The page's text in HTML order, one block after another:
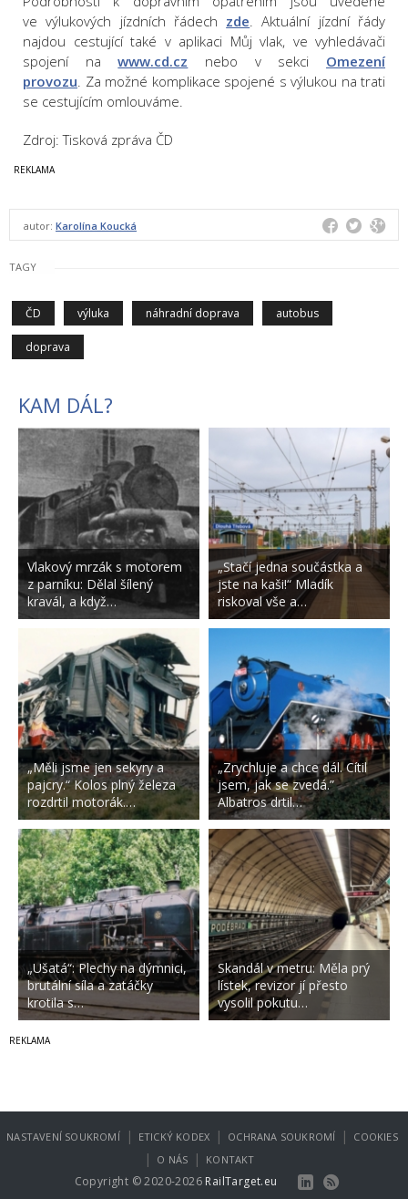
ve výlukových jízdních řádech zde. Aktuální jízdní řády
najdou cestující také v aplikaci Můj vlak, ve vyhledávači
spojení nawww.cd.cz nebo v sekci Omezení
provozu. Za možné komplikace spojené s výlukou na trati
se cestujícím omlouváme.
Zdroj: Tisková zpráva ČD
autor: Karolína Koucká
TAGY
ČD výluka náhradní doprava autobus
doprava
KAM DÁL?
Vlakový mrzák s motorem
z parníku: Dělal šílený
kravál, a když…
„Měli jsme jen sekyry a
pajcry.“ Kolos plný železa
rozdrtil motorák.…
„Ušatá“: Plechy na dýmnici,
brutální síla a zatáčky
krotila s…
„Stačí jedna součástka a
jste na kaši!“ Mladík
riskoval vše a…
„Zrychluje a chce dál. Cítil
jsem, jak se zvedá.”
Albatros drtil…
Skandál v metru: Měla prý
lístek, revizor jí přesto
vysolil pokutu…
NASTAVENÍ SOUKROMÍ | ETICKÝ KODEX | OCHRANA SOUKROMÍ | COOKIES
| O NÁS | KONTAKT
Copyright © 2020-2026 RailTarget.eu